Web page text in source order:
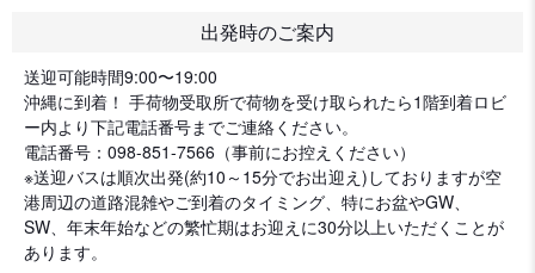
出発時のご案内
送迎可能時間9:00〜19:00
沖縄に到着！ 手荷物受取所で荷物を受け取られたら1階到着ロビ
ー内より下記電話番号までご連絡ください。
電話番号：098-851-7566（事前にお控えください）
※送迎バスは順次出発(約10～15分でお出迎え)しておりますが空
港周辺の道路混雑やご到着のタイミング、特にお盆やGW、
SW、年末年始などの繁忙期はお迎えに30分以上いただくことが
あります。